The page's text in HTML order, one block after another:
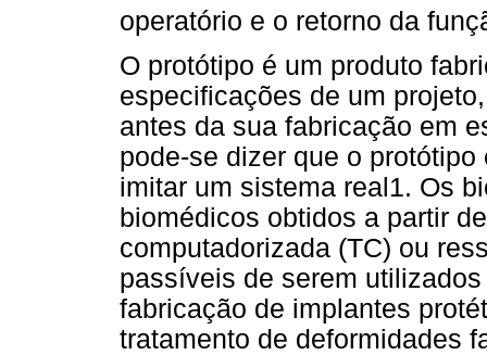
operatório e o retorno da
O protótipo é um produto
especificações de um
antes da sua fabricação em
pode-se dizer que o
imitar um sistema real1. Os
biomédicos obtidos a partir
computadorizada (TC) ou
passíveis de serem
fabricação de implantes
tratamento de deformidades